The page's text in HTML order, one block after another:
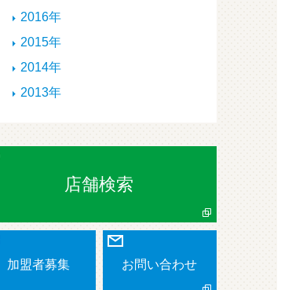
2016年
2015年
2014年
2013年
店舗検索
加盟者募集 お問い合わせ